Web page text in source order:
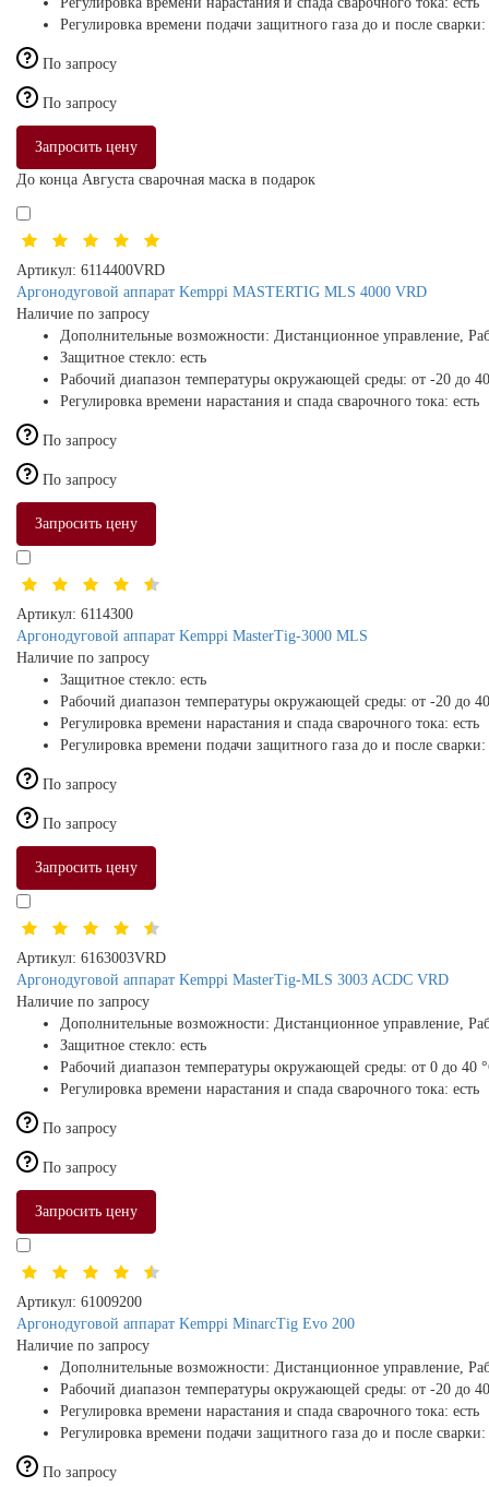
Регулировка времени подачи защитного газа до и после сварки:
По запросу
По запросу
Запросить цену
До конца Августа сварочная маска в подарок
Артикул: 6114400VRD
Аргонодуговой аппарат Kemppi MASTERTIG MLS 4000 VRD
Наличие по запросу
Дополнительные возможности: Дистанционное управление,
Защитное стекло: есть
Рабочий диапазон температуры окружающей среды: от -20 до
Регулировка времени нарастания и спада сварочного тока: есть
По запросу
По запросу
Запросить цену
Артикул: 6114300
Аргонодуговой аппарат Kemppi MasterTig-3000 MLS
Наличие по запросу
Защитное стекло: есть
Рабочий диапазон температуры окружающей среды: от -20 до
Регулировка времени нарастания и спада сварочного тока: есть
Регулировка времени подачи защитного газа до и после сварки:
По запросу
По запросу
Запросить цену
Артикул: 6163003VRD
Аргонодуговой аппарат Kemppi MasterTig-MLS 3003 ACDC VRD
Наличие по запросу
Дополнительные возможности: Дистанционное управление,
Защитное стекло: есть
Рабочий диапазон температуры окружающей среды: от 0 до 40
Регулировка времени нарастания и спада сварочного тока: есть
По запросу
По запросу
Запросить цену
Артикул: 61009200
Аргонодуговой аппарат Kemppi MinarcTig Evo 200
Наличие по запросу
Дополнительные возможности: Дистанционное управление,
Рабочий диапазон температуры окружающей среды: от -20 до
Регулировка времени нарастания и спада сварочного тока: есть
Регулировка времени подачи защитного газа до и после сварки:
По запросу